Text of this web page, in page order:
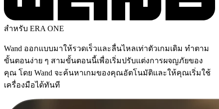
สำหรับ ERA ONE
Wand ออกแบบมาให้รวดเร็วและลื่นไหลเท่าตัวเกมเดิม ทำตาม
ขั้นตอนง่าย ๆ สามขั้นตอนนี้เพื่อเริ่มปรับแต่งการผจญภัยของ
คุณ โดย Wand จะค้นหาเกมของคุณอัตโนมัติและให้คุณเริ่มใช้
เครื่องมือได้ทันที